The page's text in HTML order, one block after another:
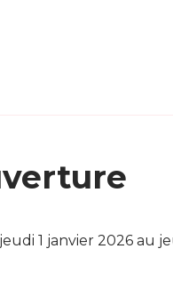
1 janvier 2026 au